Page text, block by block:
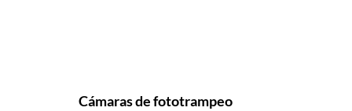
Cámaras de fototrampeo